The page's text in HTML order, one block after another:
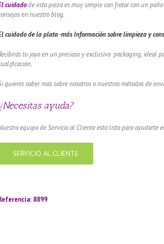
cuidadode esta pieza es muy simple con frotar con un
en nuestro blog.
cuidado dela plata -más Información sobre limpieza y
tu joya en un precioso y exclusivo packaging, ideal
quieres saber mas sobre nosotros o nuestros métodos de
ayuda?
equipo de Servicio al Cliente esta listo para
SERVICIO AL CLIENTE
8899